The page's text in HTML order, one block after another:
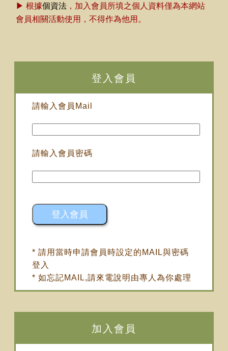
▶ 根據個資法 ，加入會員所填之個人資料僅為本網站
會員相關活動使用，不得作為他用。
登入會員
請輸入會員Mail
請輸入會員密碼
* 請用當時申請會員時設定的MAIL與密碼
登入
* 如忘記MAIL,請來電說明由專人為你處理
加入會員